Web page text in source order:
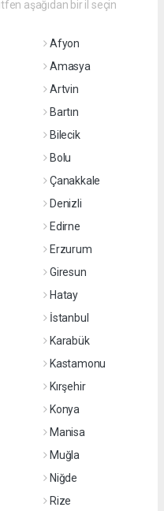
aşağıdan bir il seçin
Afyon
Amasya
Artvin
Bartın
Bilecik
Bolu
Çanakkale
Denizli
Edirne
Erzurum
Giresun
Hatay
İstanbul
Karabük
Kastamonu
Kırşehir
Konya
Manisa
Muğla
Niğde
Rize